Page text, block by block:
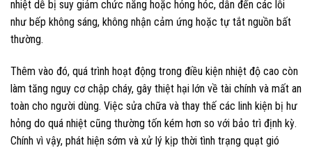
nhiệt dễ bị suy giảm chức năng hoặc hỏng hóc, dẫn đến các lỗi
như bếp không sáng, không nhận cảm ứng hoặc tự tắt nguồn bất
thường.
Thêm vào đó, quá trình hoạt động trong điều kiện nhiệt độ cao còn
làm tăng nguy cơ chập cháy, gây thiệt hại lớn về tài chính và mất an
toàn cho người dùng. Việc sửa chữa và thay thế các linh kiện bị hư
hỏng do quá nhiệt cũng thường tốn kém hơn so với bảo trì định kỳ.
Chính vì vậy, phát hiện sớm và xử lý kịp thời tình trạng quạt gió